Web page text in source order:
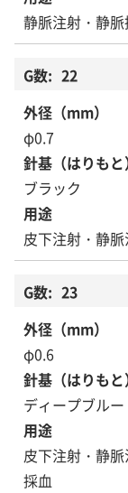
静脈注射・静
22
φ0.7
ブラック
皮下注射・静
23
φ0.6
ディープブルー
皮下注射・静
採血